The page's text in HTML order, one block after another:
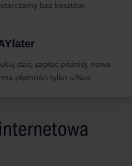
bez kosztów.
dziś, zapłać później, nowa
płatności tylko u Nas.